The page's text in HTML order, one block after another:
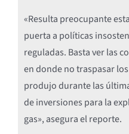
«Resulta preocupante
puerta a políticas
reguladas. Basta ver las
en donde no traspasar
produjo durante las
de inversiones para la
gas», asegura el reporte.